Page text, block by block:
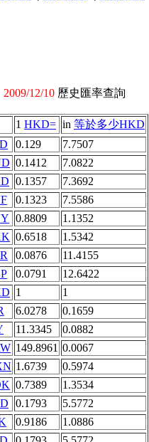
2009/12/10 歷史匯率查詢
1 HKD= in 等於多少HKD
0.129
7.7507
0.1412
7.0822
0.1357
7.3692
0.1323
7.5586
0.8809
1.1352
0.6518
1.5342
0.0876
11.4155
0.0791
12.6422
1
1
6.0278
0.1659
11.3345
0.0882
149.8961 0.0067
1.6739
0.5974
0.7389
1.3534
0.1793
5.5772
0.9186
1.0886